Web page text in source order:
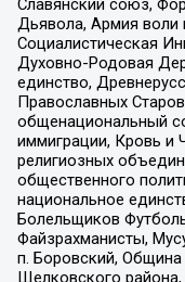
Славянский союз,
Дьявола, Армия воли
Социалистическая
Духовно-Родовая
единство,
Православных
общенациональный
иммиграции, Кровь и
религиозных
общественного
национальное
Болельщиков
Файзрахманисты,
п. Боровский,
Щелковского